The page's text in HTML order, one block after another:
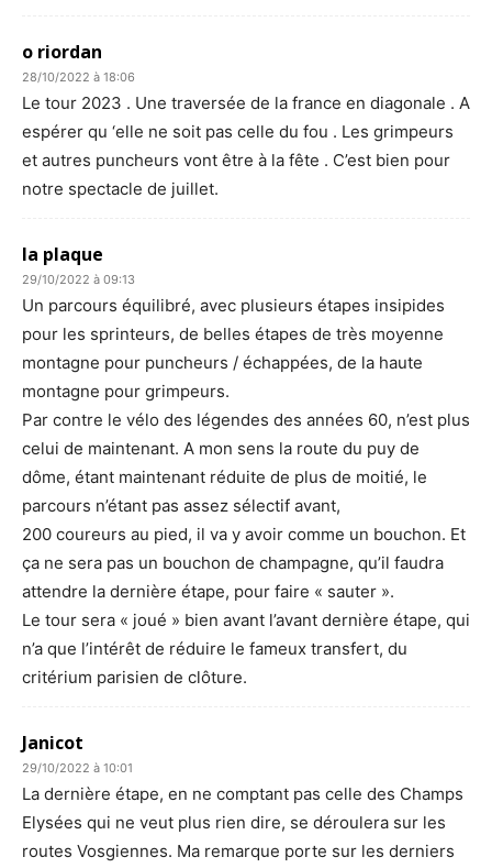
o riordan
28/10/2022 à 18:06
Le tour 2023 . Une traversée de la france en diagonale . A
espérer qu ‘elle ne soit pas celle du fou . Les grimpeurs
et autres puncheurs vont être à la fête . C’est bien pour
notre spectacle de juillet.
la plaque
29/10/2022 à 09:13
Un parcours équilibré, avec plusieurs étapes insipides
pour les sprinteurs, de belles étapes de très moyenne
montagne pour puncheurs / échappées, de la haute
montagne pour grimpeurs.
Par contre le vélo des légendes des années 60, n’est plus
celui de maintenant. A mon sens la route du puy de
dôme, étant maintenant réduite de plus de moitié, le
parcours n’étant pas assez sélectif avant,
200 coureurs au pied, il va y avoir comme un bouchon. Et
ça ne sera pas un bouchon de champagne, qu’il faudra
attendre la dernière étape, pour faire « sauter ».
Le tour sera « joué » bien avant l’avant dernière étape, qui
n’a que l’intérêt de réduire le fameux transfert, du
critérium parisien de clôture.
Janicot
29/10/2022 à 10:01
La dernière étape, en ne comptant pas celle des Champs
Elysées qui ne veut plus rien dire, se déroulera sur les
routes Vosgiennes. Ma remarque porte sur les derniers